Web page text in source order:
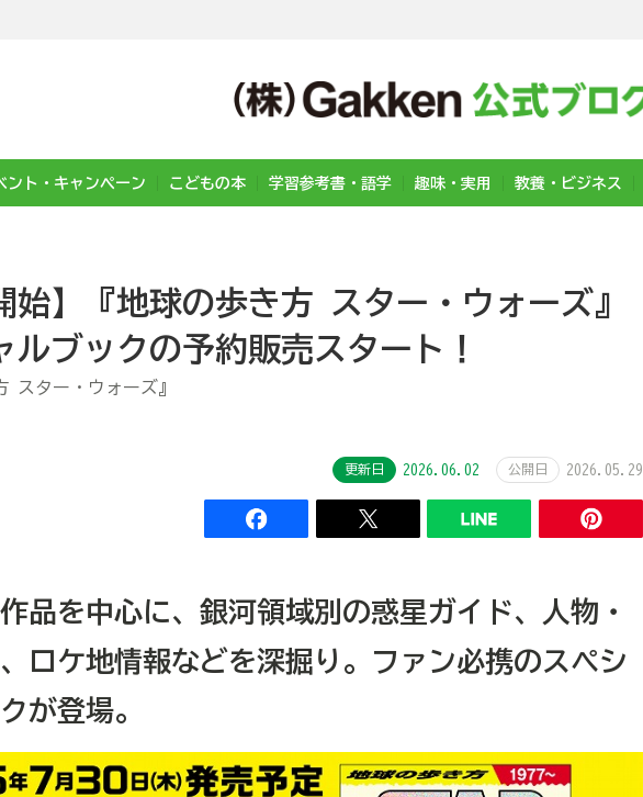
ント・キャンペーン こどもの本 学習参考書・語学 趣味・実用 教養・ビジネス
始】『地球の歩き方 スター・ウォーズ』
ルブックの予約販売スタート！
スター・ウォーズ』
更新日 2026.06.02 公開日 2026.05.29
品を中心に、銀河領域別の惑星ガイド、人物・
ロケ地情報などを深掘り。ファン必携のスペシ
が登場。